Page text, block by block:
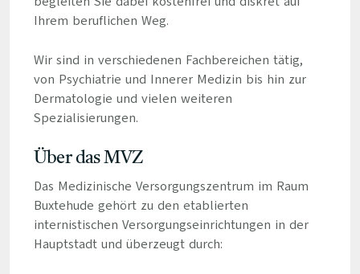
Ihrem beruflichen Weg.
Wir sind in verschiedenen Fachbereichen tätig,
von Psychiatrie und Innerer Medizin bis hin zur
Dermatologie und vielen weiteren
Spezialisierungen.
Über das MVZ
Das Medizinische Versorgungszentrum im Raum
Buxtehude gehört zu den etablierten
internistischen Versorgungseinrichtungen in der
Hauptstadt und überzeugt durch: